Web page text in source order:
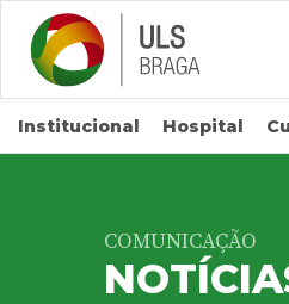
Saltar para conteúdo principal
Institucional Hospital
COMUNICAÇÃO